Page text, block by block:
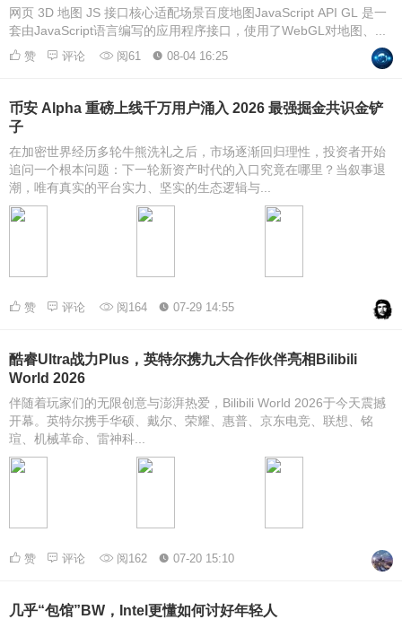
网页 3D 地图 JS 接口核心适配场景百度地图JavaScript API GL 是一
套由JavaScript语言编写的应用程序接口，使用了WebGL对地图、...
赞 评论 阅61 08-04 16:25
币安 Alpha 重磅上线千万用户涌入 2026 最强掘金共识金铲
子
在加密世界经历多轮牛熊洗礼之后，市场逐渐回归理性，投资者开始
追问一个根本问题：下一轮新资产时代的入口究竟在哪里？当叙事退
潮，唯有真实的平台实力、坚实的生态逻辑与...
赞 评论 阅164 07-29 14:55
酷睿Ultra战力Plus，英特尔携九大合作伙伴亮相Bilibili
World 2026
伴随着玩家们的无限创意与澎湃热爱，Bilibili World 2026于今天震撼
开幕。英特尔携手华硕、戴尔、荣耀、惠普、京东电竞、联想、铭
瑄、机械革命、雷神科...
赞 评论 阅162 07-20 15:10
几乎“包馆”BW，Intel更懂如何讨好年轻人